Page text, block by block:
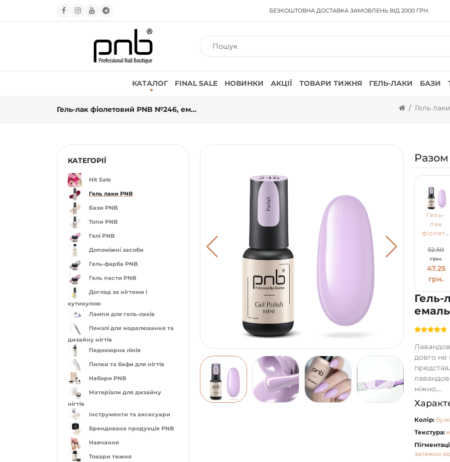
БЕЗКОШТОВНА ДОСТАВКАЗАМОВЛЕНЬ ВІД 2000 ГРН.
КАТАЛОГ FINAL SALE НОВИНКИ АКЦІЇ ТОВАРИ ТИЖНЯ ГЕЛЬ-ЛАКИ БАЗИ
Гель-лак фіолетовий PNB №246, емаль (4 мл) Гель
КАТЕГОРІЇ
Hit Sale
Гель лаки PNB
Бази PNB
Топи PNB
Гелі PNB
Допоміжні засоби
Гель-фарба PNB
Гель пасти PNB
Догляд за нігтями і
кутикулою
Лампи для гель-лаків
Пензлі для моделювання та
дизайну нігтів
Педикюрна лінія
Пилки та бафи для нігтів
Набори PNB
Матеріали для дизайну
нігтів
Інструменти та аксесуари
Брендована продукція PNB
Навчання
Товари тижня
Гель-
довго не
ніжно,...
Колір:
Текстура:
залежно
Гель-
лак
№246,
емаль
(4 мл)
52.50
грн.
47.25
грн.